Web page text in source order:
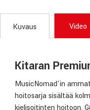
Kuvaus Video
Kitaran
MusicNomad'in
hoitosarja sisältää
kielisoitinten hoitoon.